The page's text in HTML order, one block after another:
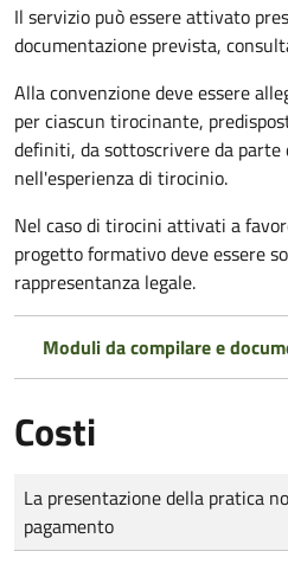
Il servizio può essere attivato
documentazione prevista,
Alla convenzione deve essere
per ciascun tirocinante,
definiti, da sottoscrivere da
nell'esperienza di tirocinio.
Nel caso di tirocini attivati a
progetto formativo deve essere
rappresentanza legale.
Moduli da compilare e
Costi
Tipo di pagamento
Importo
La presentazione della pratica
pagamento